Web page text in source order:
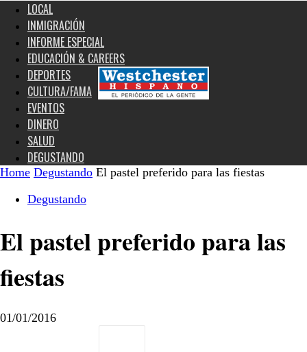
LOCAL
INMIGRACIÓN
INFORME ESPECIAL
EDUCACIÓN & CAREERS
DEPORTES
CULTURA/FAMA
EVENTOS
DINERO
SALUD
DEGUSTANDO
Home Degustando El pastel preferido para las fiestas
Degustando
El pastel preferido para las
fiestas
01/01/2016